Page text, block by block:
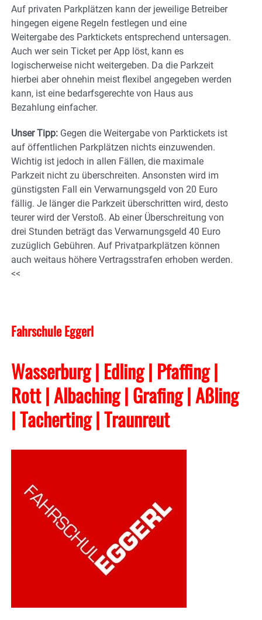
Auf privaten Parkplätzen kann der jeweilige Betreiber
hingegen eigene Regeln festlegen und eine
Weitergabe des Parktickets entsprechend untersagen.
Auch wer sein Ticket per App löst, kann es
logischerweise nicht weitergeben. Da die Parkzeit
hierbei aber ohnehin meist flexibel angegeben werden
kann, ist eine bedarfsgerechte von Haus aus
Bezahlung einfacher.
Unser Tipp: Gegen die Weitergabe von Parktickets ist
auf öffentlichen Parkplätzen nichts einzuwenden.
Wichtig ist jedoch in allen Fällen, die maximale
Parkzeit nicht zu überschreiten. Ansonsten wird im
günstigsten Fall ein Verwarnungsgeld von 20 Euro
fällig. Je länger die Parkzeit überschritten wird, desto
teurer wird der Verstoß. Ab einer Überschreitung von
drei Stunden beträgt das Verwarnungsgeld 40 Euro
zuzüglich Gebühren. Auf Privatparkplätzen können
auch weitaus höhere Vertragsstrafen erhoben werden.
<<
Fahrschule Eggerl
Wasserburg | Edling | Pfaffing |
Rott | Albaching| Grafing| Aßling
| Tacherting| Traunreut